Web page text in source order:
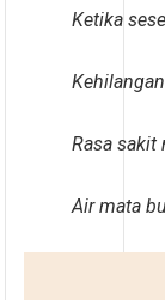
Ketika
Rasa sakit
Air mata